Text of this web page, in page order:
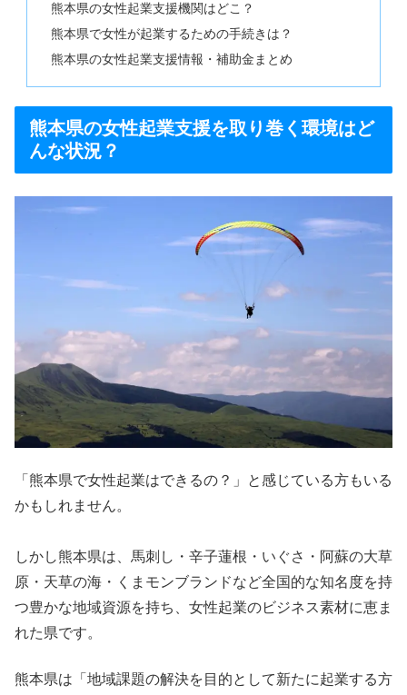
熊本県の女性起業支援機関はどこ？
熊本県で女性が起業するための手続きは？
熊本県の女性起業支援情報・補助金まとめ
熊本県の女性起業支援を取り巻く環境はど
んな状況？
「熊本県で女性起業はできるの？」と感じている方もいる
かもしれません。
しかし熊本県は、馬刺し・辛子蓮根・いぐさ・阿蘇の大草
原・天草の海・くまモンブランドなど全国的な知名度を持
つ豊かな地域資源を持ち、女性起業のビジネス素材に恵ま
れた県です。
熊本県は「地域課題の解決を目的として新たに起業する方